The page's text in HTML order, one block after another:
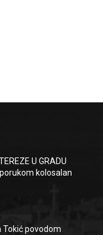
U GRADU
kolosalan
povodom